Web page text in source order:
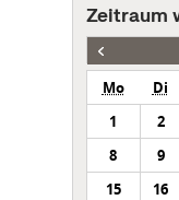
Zeitraum
Mo Di
1
2
8
9
15
16